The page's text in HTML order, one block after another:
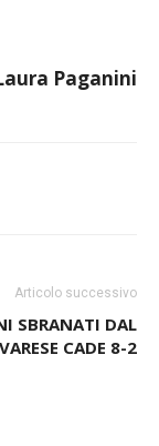
Paganini
Articolo successivo
SBRANATI DAL
CADE 8-2